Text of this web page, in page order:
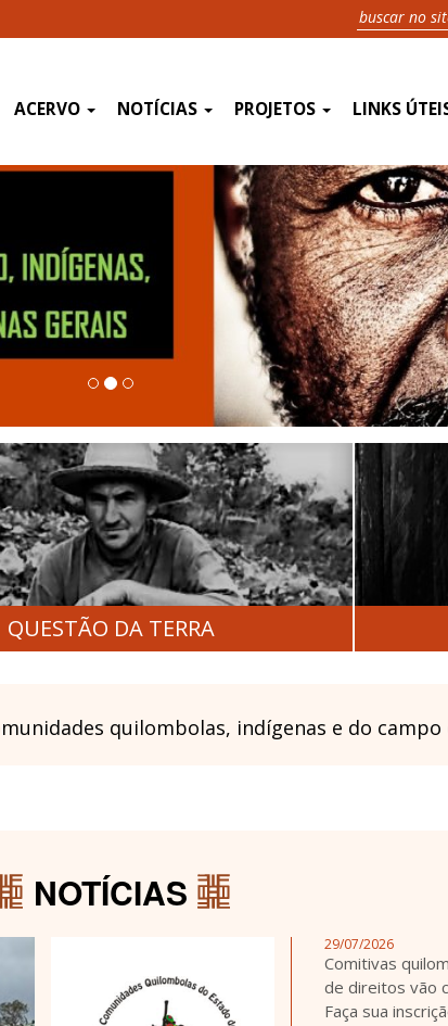
ACERVO NOTÍCIAS PROJETOS LINKS
QUESTÃO DA TERRA
quilombolas, indígenas e do
NOTÍCIAS
29/07/2026
Comitivas
de direitos vão
Faça sua